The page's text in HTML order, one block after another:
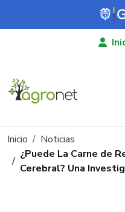
Pasar al contenido principal
Ruta de
Inicio
Noticias
¿Puede La Carne de
Cerebral? Una